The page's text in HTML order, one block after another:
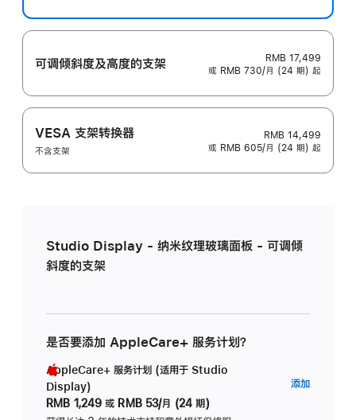
可调倾斜度及高‍度的支‍架
RMB 17,499
或 RMB 730/月 (24 期) 起
VESA 支架转换器
不含支架
RMB 14,499
或 RMB 605/月 (24 期) 起
Studio Display - 纳米纹理玻璃面板 - 可调倾
斜度的支架
是否要添加 AppleCare+ 服务计划？
AppleCare+ 服务计划 (适用于 Studio
Display)
RMB 1,249 或 RMB 53/月 (24 期)
添加